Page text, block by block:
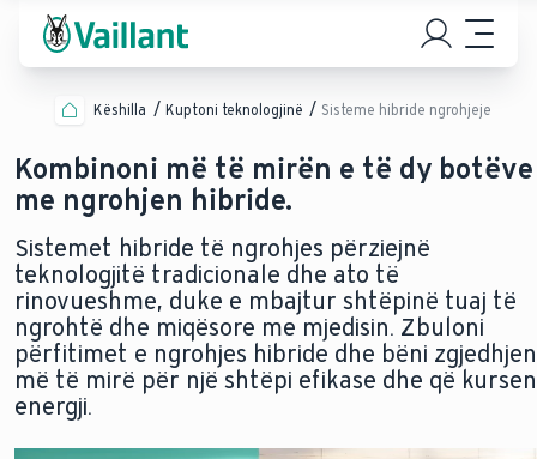
Këshilla Kuptoni teknologjinë Sisteme hibride ngrohjeje
Kombinoni më të mirën e të dy botëve
me ngrohjen hibride.
Sistemet hibride të ngrohjes përziejnë
teknologjitë tradicionale dhe ato të
rinovueshme, duke e mbajtur shtëpinë tuaj të
ngrohtë dhe miqësore me mjedisin. Zbuloni
përfitimet e ngrohjes hibride dhe bëni zgjedhjen
më të mirë për një shtëpi efikase dhe që kursen
energji.